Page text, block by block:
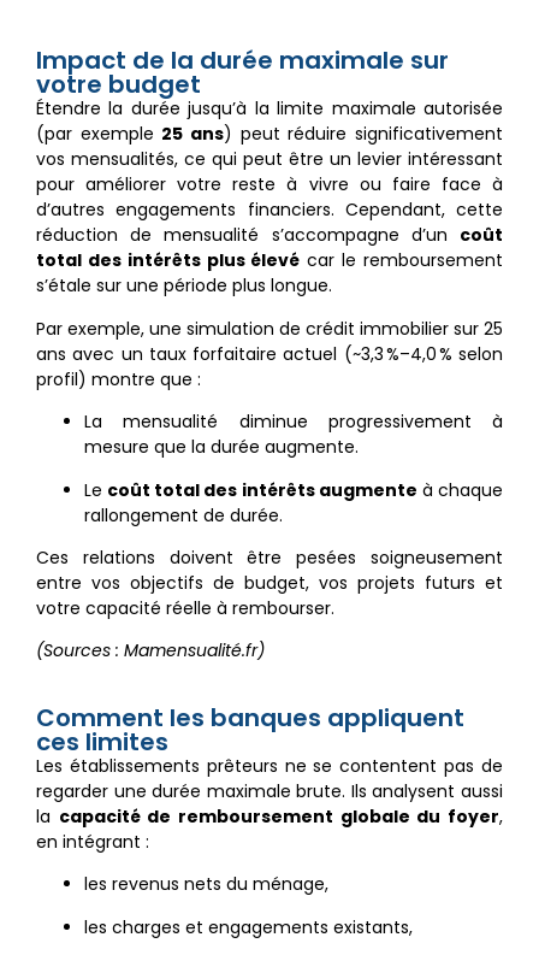
Impact de la durée maximale sur
votre budget
Étendre la durée jusqu’à la limite maximale autorisée
(par exemple 25 ans) peut réduire significativement
vos mensualités, ce qui peut être un levier intéressant
pour améliorer votre reste à vivre ou faire face à
d’autres engagements financiers. Cependant, cette
réduction de mensualité s’accompagne d’un coût
total des intérêts plus élevé car le remboursement
s’étale sur une période plus longue.
Par exemple, une simulation de crédit immobilier sur 25
ans avec un taux forfaitaire actuel (~3,3 %–4,0 % selon
profil) montre que :
La mensualité diminue progressivement à
mesure que la durée augmente.
Le coût total des intérêts augmente à chaque
rallongement de durée.
Ces relations doivent être pesées soigneusement
entre vos objectifs de budget, vos projets futurs et
votre capacité réelle à rembourser.
(Sources : Mamensualité.fr)
Comment les banques appliquent
ces limites
Les établissements prêteurs ne se contentent pas de
regarder une durée maximale brute. Ils analysent aussi
la capacité de remboursement globale du foyer,
en intégrant :
les revenus nets du ménage,
les charges et engagements existants,